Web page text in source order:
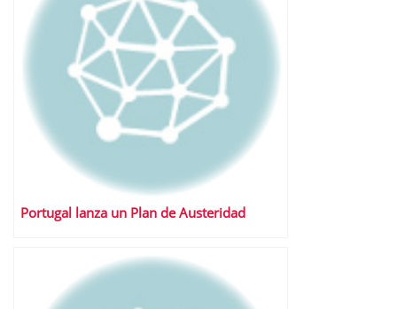
Portugal lanza un Plan de Austeridad